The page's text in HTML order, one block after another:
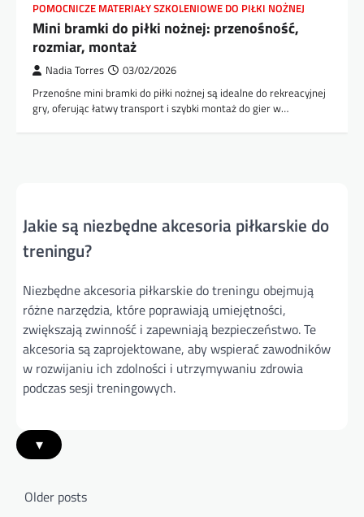
POMOCNICZE MATERIAŁY SZKOLENIOWE DO PIŁKI NOŻNEJ
Mini bramki do piłki nożnej: przenośność,
rozmiar, montaż
Nadia Torres 03/02/2026
Przenośne mini bramki do piłki nożnej są idealne do rekreacyjnej
gry, oferując łatwy transport i szybki montaż do gier w…
Jakie są niezbędne akcesoria piłkarskie do
treningu?
Niezbędne akcesoria piłkarskie do treningu obejmują
różne narzędzia, które poprawiają umiejętności,
zwiększają zwinność i zapewniają bezpieczeństwo. Te
akcesoria są zaprojektowane, aby wspierać zawodników
w rozwijaniu ich zdolności i utrzymywaniu zdrowia
podczas sesji treningowych.
▾
Posts
Older posts